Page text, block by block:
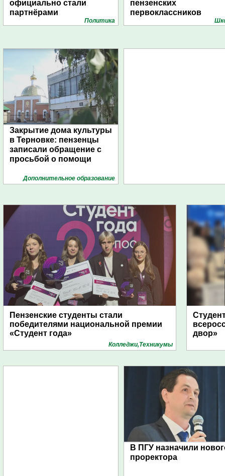
официально стали
партнёрами
Политика
пензенских
первоклассников
Закрытие дома культуры
в Терновке: пензенцы
записали обращение с
просьбой о помощи
Дополнительное образование
Пензенские студенты стали
победителями национальной премии
«Студент года»
Колледжи,Техникумы
двор»
В ПГУ назначили
проректора